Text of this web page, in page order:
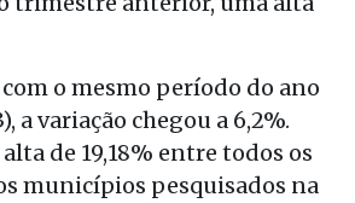
o mesmo período do ano
a variação chegou a 6,2%.
de 19,18% entre todos os
municípios pesquisados na